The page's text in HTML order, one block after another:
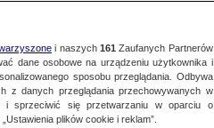
i naszych 161 Zaufanych Partnerów
dane osobowe na urządzeniu użytkownika i
sposobu przeglądania. Odbywa
z danych przeglądania przechowywanych w
i sprzeciwić się przetwarzaniu w oparciu o
plików cookie i reklam”.